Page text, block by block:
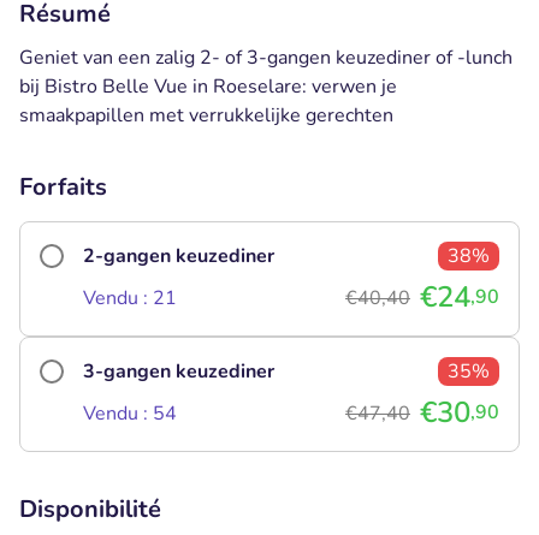
Résumé
Geniet van een zalig 2- of 3-gangen keuzediner of -lunch
bij Bistro Belle Vue in Roeselare: verwen je
smaakpapillen met verrukkelijke gerechten
Forfaits
2-gangen keuzediner
38%
Vendu : 21
€40,40 €24,90
3-gangen keuzediner
35%
Vendu : 54
€47,40 €30,90
Disponibilité